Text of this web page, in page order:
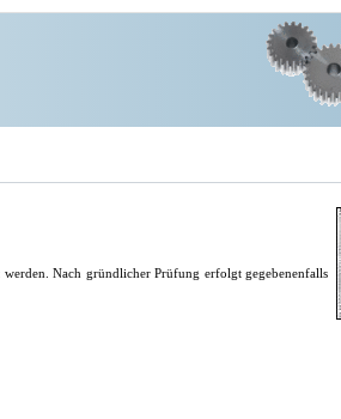
Nach gründlicher Prüfung erfolgt gegebenenfalls